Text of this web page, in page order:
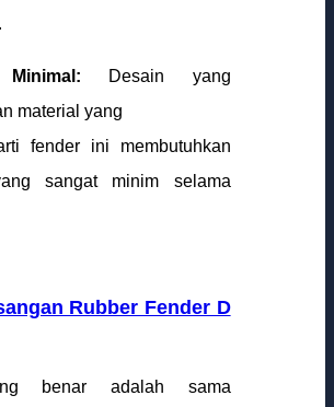
Desain yang
material yang
fender ini membutuhkan
sangat minim selama
Rubber Fender D
benar adalah sama